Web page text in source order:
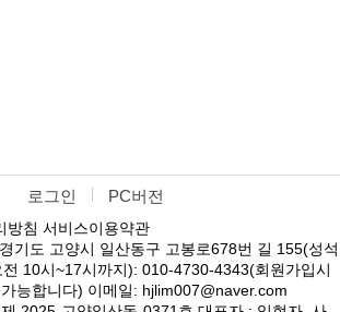
로그인 PC버전
방침 서비스이용약관
기도 고양시 일산동구 고봉로678번 길 155(성석
10시~17시까지): 010-4730-4343(회원가입시
능합니다) 이메일: hjlim007@naver.com